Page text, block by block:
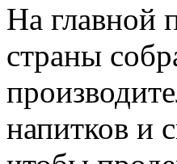
На главной
страны
напитков и